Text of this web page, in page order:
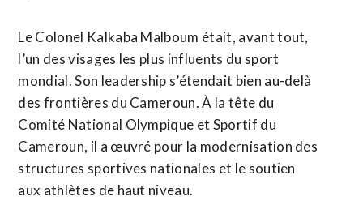
​Le Colonel Kalkaba Malboum était, avant tout,
l’un des visages les plus influents du sport
mondial. Son leadership s’étendait bien au-delà
des frontières du Cameroun. À la tête du
Comité National Olympique et Sportif du
Cameroun, il a œuvré pour la modernisation des
structures sportives nationales et le soutien
aux athlètes de haut niveau.